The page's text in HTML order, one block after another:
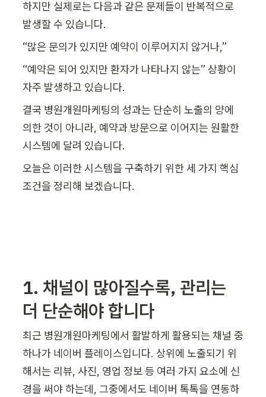
하지만 실제로는 다음과 같은 문제들이 반복적으로
발생할 수 있습니다.
“많은 문의가 있지만 예약이 이루어지지 않거나,”
“예약은 되어 있지만 환자가 나타나지 않는” 상황이
자주 발생하고 있습니다.
결국 병원개원마케팅의 성과는 단순히 노출의 양에
의한 것이 아니라, 예약과 방문으로 이어지는 원활한
시스템에 달려 있습니다.
오늘은 이러한 시스템을 구축하기 위한 세 가지 핵심
조건을 정리해 보겠습니다.
1. 채널이 많아질수록, 관리는
더 단순해야 합니다
최근 병원개원마케팅에서 활발하게 활용되는 채널 중
하나가 네이버 플레이스입니다. 상위에 노출되기 위
해서는 리뷰, 사진, 영업 정보 등 여러 가지 요소에 신
경을 써야 하는데, 그중에서도 네이버 톡톡을 연동하